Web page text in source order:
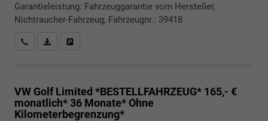
Garantieleistung: Fahrzeuggarantie vom Hersteller,
Nichtraucher-Fahrzeug, Fahrzeugnr.: 39418
Rückrufbitte absenden
PDF-Datei, Fahrzeugexposé drucken
VW Golf Limited *BESTELLFAHRZEUG* 165,- €
monatlich* 36 Monate* Ohne
Kilometerbegrenzung*